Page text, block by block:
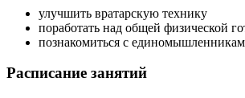
улучшить вратарскую технику
поработать над общей физической
познакомиться с
Расписание занятий